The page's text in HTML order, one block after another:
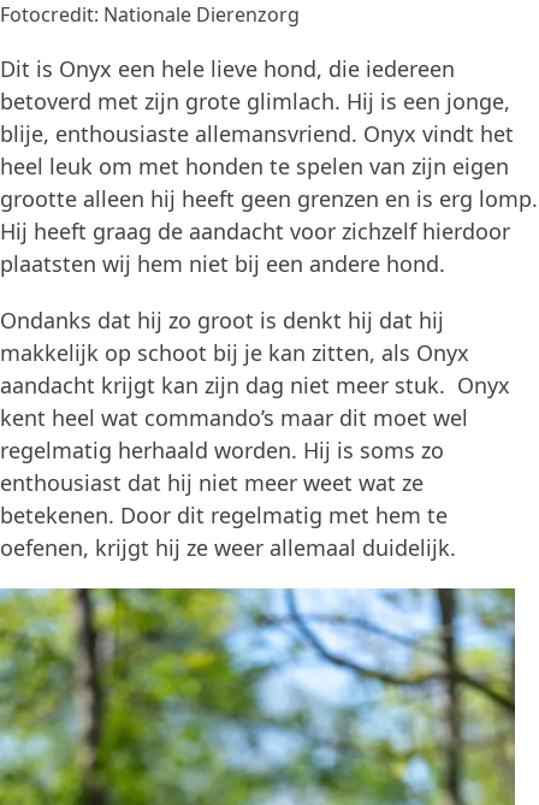
Fotocredit: Nationale Dierenzorg
Dit is Onyx een hele lieve hond, die iedereen
betoverd met zijn grote glimlach. Hij is een jonge,
blije, enthousiaste allemansvriend. Onyx vindt het
heel leuk om met honden te spelen van zijn eigen
grootte alleen hij heeft geen grenzen en is erg lomp.
Hij heeft graag de aandacht voor zichzelf hierdoor
plaatsten wij hem niet bij een andere hond.
Ondanks dat hij zo groot is denkt hij dat hij
makkelijk op schoot bij je kan zitten, als Onyx
aandacht krijgt kan zijn dag niet meer stuk. Onyx
kent heel wat commando’s maar dit moet wel
regelmatig herhaald worden. Hij is soms zo
enthousiast dat hij niet meer weet wat ze
betekenen. Door dit regelmatig met hem te
oefenen, krijgt hij ze weer allemaal duidelijk.